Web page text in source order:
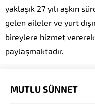
yaklaşık 27 yılı aşkın
gelen aileler ve yurt
bireylere hizmet
paylaşmaktadır.
MUTLU SÜNNET